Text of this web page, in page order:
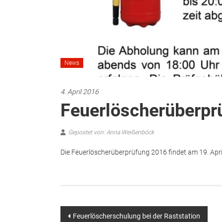
News
4. April 2016
Gepostet von: Anna Weißenböck
Die Feuerlöscherüberprüfung 2016 findet am 19.
Beitragsnavigation
Feuerlöscherschulung bei der Raststation